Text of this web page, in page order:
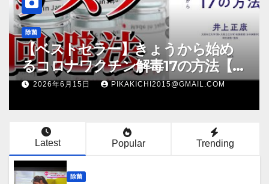
め
【本
除菌
コロナ家族感染して買い物行
Amazonで購入したもの紹介
#Shorts
2026年6月15日
Latest Popular Trending
除菌